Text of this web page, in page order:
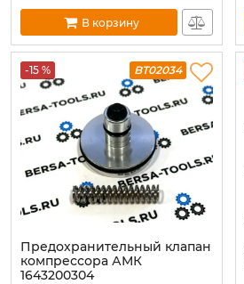
В корзину
-15 % BT02034
Предохранительный клапан
компрессора АМК
1643200304